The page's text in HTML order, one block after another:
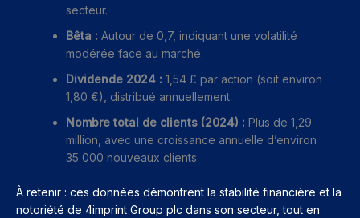
secteur.
Bêta : Autour de 0,7, indiquant une volatilité
modérée face au marché.
Dividende 2024 : 1,54 £ par action (soit environ
1,80 €), distribué annuellement.
Nombre total de clients (2024) : Plus de 1,29
million, avec une croissance annuelle d’environ
35 000 nouveaux clients.
À retenir : ces données démontrent la stabilité financière et la
notoriété de 4imprint Group plc dans son secteur, tout en